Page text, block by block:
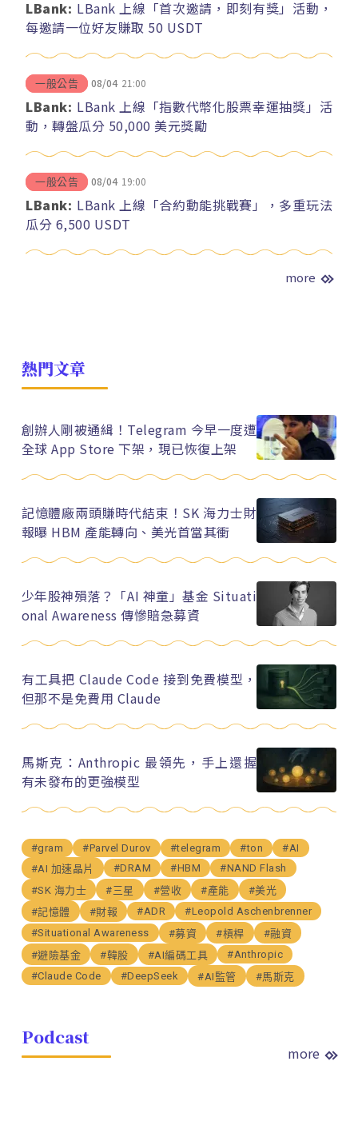
LBank: LBank 上線「首次邀請，即刻有獎」活動，
每邀請一位好友賺取 50 USDT
一般公告 08/04 21:00
LBank: LBank 上線「指數代幣化股票幸運抽獎」活
動，轉盤瓜分 50,000 美元獎勵
一般公告 08/04 19:00
LBank: LBank 上線「合約動能挑戰賽」，多重玩法
瓜分 6,500 USDT
more
熱門文章
創辦人剛被通緝！Telegram 今早一度遭
全球 App Store 下架，現已恢復上架
記憶體廠兩頭賺時代結束！SK 海力士財
報曝 HBM 產能轉向、美光首當其衝
少年股神殞落？「AI 神童」基金 Situati
onal Awareness 傳慘賠急募資
有工具把 Claude Code 接到免費模型，
但那不是免費用 Claude
馬斯克：Anthropic 最領先，手上還握
有未發布的更強模型
#gram #Parvel Durov #telegram #ton
#AI
#AI 加速晶片
#DRAM #HBM
#NAND Flash
#SK 海力士
#三星 #營收 #產能
#美光
#記憶體
#財報 #ADR
#Leopold Aschenbrenner
#Situational Awareness
#募資 #槓桿
#融資
#避險基金
#韓股 #AI編碼工具
#Anthropic
#Claude Code
#DeepSeek #AI監管 #馬斯克
Podcast
more